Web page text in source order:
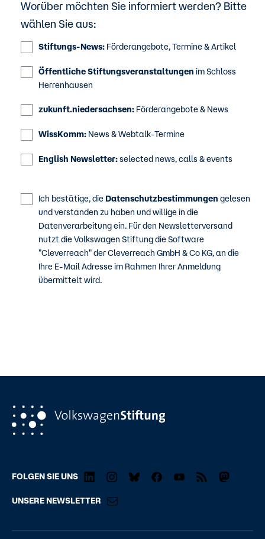
Worüber möchten Sie informiert werden? Bitte
wählen Sie aus:
Stiftungs-News: Förderangebote, Termine & Artikel
Öffentliche Stiftungsveranstaltungen im Schloss
Herrenhausen
zukunft.niedersachsen: Förderangebote & News
WissKomm: News & Webtalk-Termine
English Newsletter:selected news, calls & events
Ich bestätige, die Datenschutzbestimmungen gelesen
und verstanden zu haben und willige in die
Datenverarbeitung ein. Für den Newsletterversand
nutzt die Volkswagen Stiftung die Software
"Cleverreach" der Cleverreach GmbH & Co KG, an die
Ihre E-Mail Adresse im Rahmen Ihrer Anmeldung
übermittelt wird.
FOLGEN SIE UNS
UNSERE NEWSLETTER